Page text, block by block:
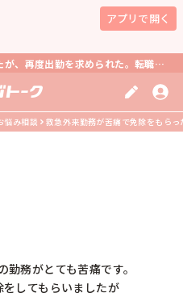
アプリで開く
救急外来勤務が苦痛で免除をもらったが、再度出勤を求められた。転職するべき？
悩み相談 救急外来勤務が苦痛で免除をもら
務がとても苦痛です。
してもらいましたが